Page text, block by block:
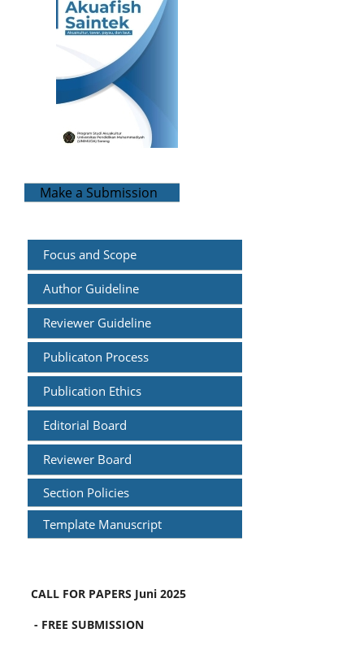
Make a Submission
Focus and Scope
Author Guideline
Reviewer Guideline
Publicaton Process
Publication Ethics
Editorial Board
Reviewer Board
Section Policies
Template Manuscript
CALL FOR PAPERS Juni 2025
- FREE SUBMISSION